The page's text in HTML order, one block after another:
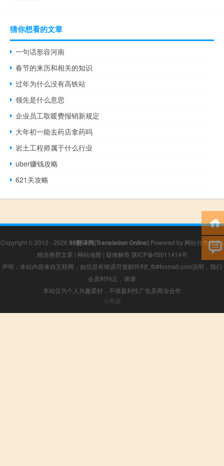
猜你想看的文章
一句话形容河南
春节的来历和相关的知识
过年为什么没有高铁站
领先是什么意思
企业员工取暖费报销新规定
大年初一能去药店拿药吗
岩土工程师属于什么行业
uber赚钱攻略
621关攻略
Copyright © 2012 - 2026 99翻译网(Translation Online) Powered by 网站分类目录|
精选推荐文章 | 网站地图 | 疑难解答 陕ICP备05011414号
声明：本站内容来自互联网，如信息有错误可发邮件到f_fb#foxmail.com说明，我们
会及时纠正，谢谢
本站仅为个人兴趣爱好，不接盈利性广告及商业合作
小男孩